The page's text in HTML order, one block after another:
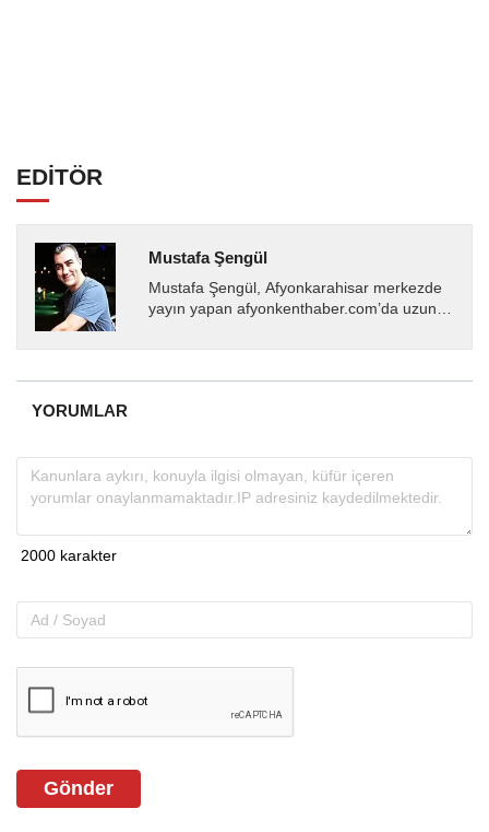
EDİTÖR
Mustafa Şengül
Mustafa Şengül, Afyonkarahisar merkezde
yayın yapan afyonkenthaber.com’da uzun
almakta, haber akışı...
YORUMLAR
Gönder